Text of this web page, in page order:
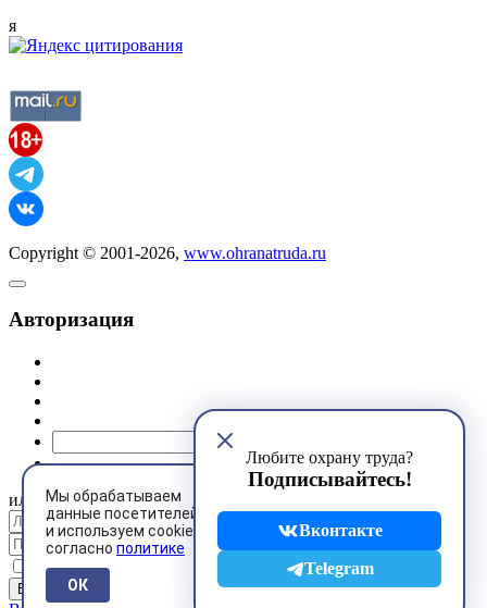
Мы обрабатываем
данные посетителей
и используем cookies
согласно политике
ОК
Любите охрану труда?
Подписывайтесь!
Вконтакте
Telegram
я
Copyright © 2001-2026, www.ohranatruda.ru
Авторизация
или
Запомнить меня